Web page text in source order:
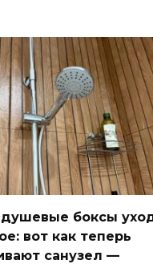
боксы
вот как теперь
санузел —